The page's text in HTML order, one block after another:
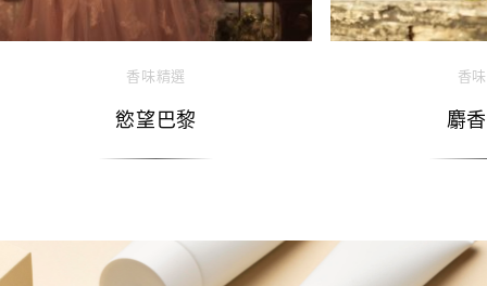
香味精選
慾望巴黎
香
麝